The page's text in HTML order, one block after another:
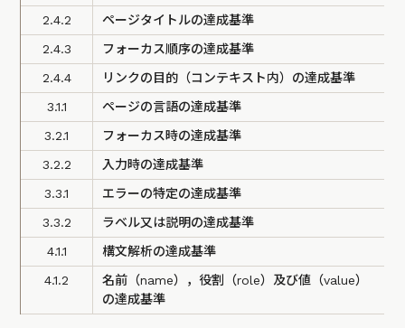
2.4.2
ページタイトルの達成基準
2.4.3
フォーカス順序の達成基準
2.4.4
リンクの目的（コンテキスト内）の達成基準
3.1.1
ページの言語の達成基準
3.2.1
フォーカス時の達成基準
3.2.2
入力時の達成基準
3.3.1
エラーの特定の達成基準
3.3.2
ラベル又は説明の達成基準
4.1.1
構文解析の達成基準
4.1.2
名前（name），役割（role）及び値（value）
の達成基準